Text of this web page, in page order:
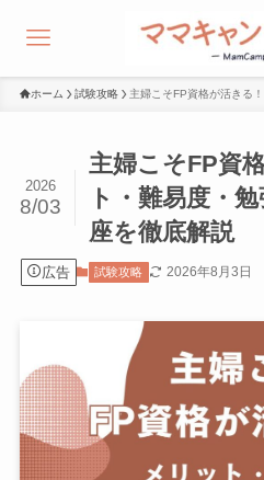
ホーム 試験攻略 主婦こそFP資格が活きる
主婦こそFP資
ト・難易度・
座を徹底解説
2026
8/03
広告 試験攻略 2026年8月3日